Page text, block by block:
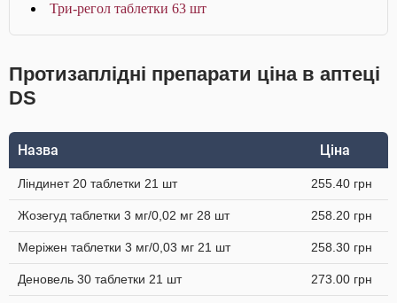
Три-регол таблетки 63 шт
Протизаплідні препарати ціна в аптеці
DS
Назва Ціна
Ліндинет 20 таблетки 21 шт 255.40 грн
Жозегуд таблетки 3 мг/0,02 мг 28 шт 258.20 грн
Меріжен таблетки 3 мг/0,03 мг 21 шт 258.30 грн
Деновель 30 таблетки 21 шт 273.00 грн